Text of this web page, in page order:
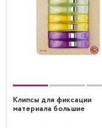
Клипсы для фиксации
материала большие